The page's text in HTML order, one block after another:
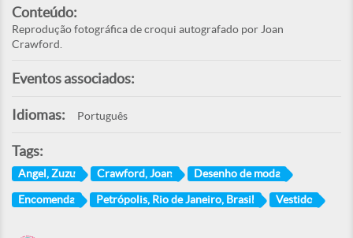
Conteúdo:
Reprodução fotográfica de croqui autografado por Joan
Crawford.
Eventos associados:
Idiomas: Português
Tags:
Angel, Zuzu Crawford, Joan Desenho de moda
Encomenda Petrópolis, Rio de Janeiro, Brasil Vestido